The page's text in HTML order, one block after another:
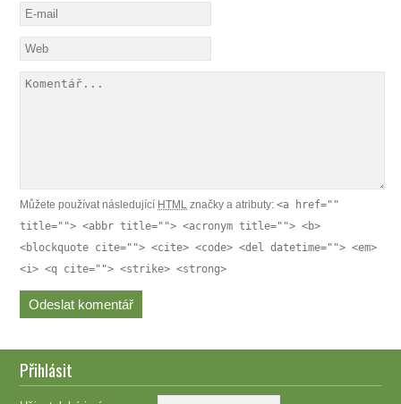
Můžete používat následující HTML značky a atributy:<a href=""
title=""> <abbr title=""> <acronym title=""> <b>
<blockquote cite=""> <cite> <code> <del datetime=""> <em>
<i> <q cite=""> <strike> <strong>
Přihlásit